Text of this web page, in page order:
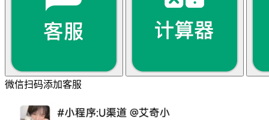
微信扫码添加客服